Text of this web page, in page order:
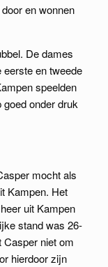
en wonnen
De dames
eerste en tweede
speelden
onder druk
mocht als
Kampen. Het
uit Kampen
stand was 26-
Casper niet om
hierdoor zijn